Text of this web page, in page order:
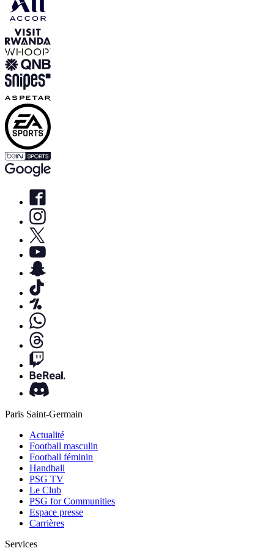
Paris Saint-Germain
Actualité
Football masculin
Football féminin
Handball
PSG TV
Le Club
PSG for Communities
Espace presse
Carrières
Services